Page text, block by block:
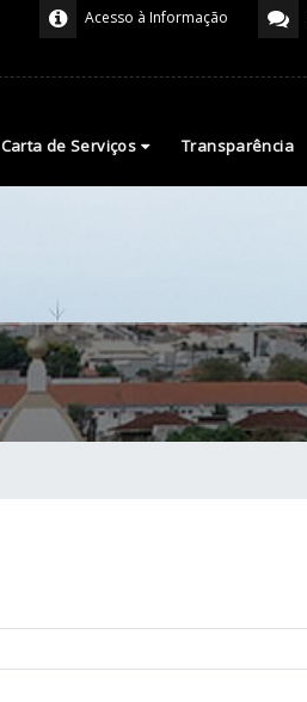
Acesso à Informação
Carta de Serviços Transparência